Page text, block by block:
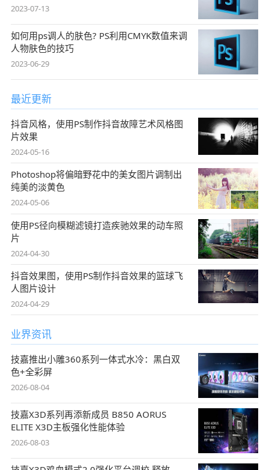
2023-07-13
如何用ps调人的肤色? PS利用CMYK数值来调
人物肤色的技巧
2023-06-29
最近更新
抖音风格，使用PS制作抖音故障艺术风格图
片效果
2024-05-16
Photoshop将偏暗野花中的美女图片调制出
纯美的淡黄色
2024-05-06
使用PS径向模糊滤镜打造疾驰效果的动车照
片
2024-04-30
抖音效果图，使用PS制作抖音效果的篮球飞
人图片设计
2024-04-29
业界资讯
技嘉推出小雕360系列一体式水冷：黑白双
色+全彩屏
2026-08-04
技嘉X3D系列再添新成员 B850 AORUS
ELITE X3D主板强化性能体验
2026-08-03